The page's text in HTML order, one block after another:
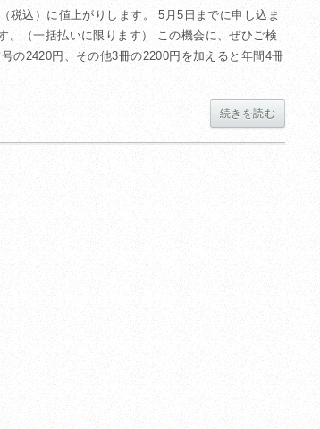
税込）に値上がりします。 5月5日までに申し込ま
。（一括払いに限ります） この機会に、ぜひご検
の2420円、その他3冊の2200円を加えると年間4冊
続きを読む